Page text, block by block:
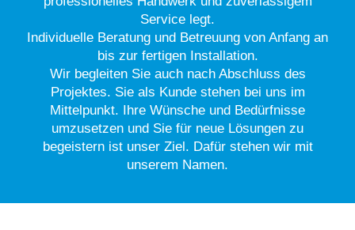
Service legt.
Individuelle Beratung und Betreuung von Anfang an
bis zur fertigen Installation.
Wir begleiten Sie auch nach Abschluss des
Projektes. Sie als Kunde stehen bei uns im
Mittelpunkt. Ihre Wünsche und Bedürfnisse
umzusetzen und Sie für neue Lösungen zu
begeistern ist unser Ziel. Dafür stehen wir mit
unserem Namen.